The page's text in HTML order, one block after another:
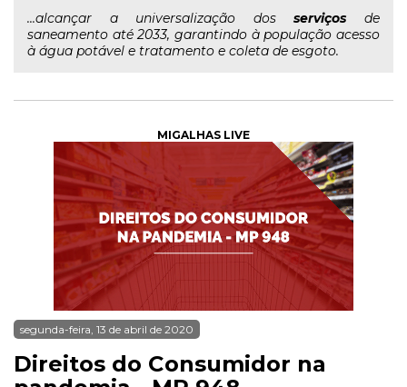
...alcançar a universalização dosserviços de
saneamento até 2033, garantindo à população acesso
à água potável e tratamento e coleta de esgoto.
MIGALHAS LIVE
segunda-feira, 13 de abril de 2020
Direitos do Consumidor na